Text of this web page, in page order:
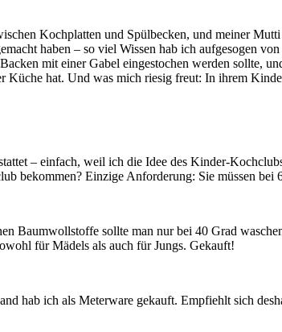
Kochplatten und Spülbecken, und meiner
haben – so viel Wissen hab ich aufgesogen
mit einer Gabel eingestochen werden sollte,
Küche hat. Und was mich riesig freut: In ihrem
– einfach, weil ich die Idee des Kinder-
bekommen? Einzige Anforderung: Sie müssen bei
Baumwollstoffe sollte man nur bei 40 Grad
für Mädels als auch für Jungs. Gekauft!
hab ich als Meterware gekauft. Empfiehlt sich